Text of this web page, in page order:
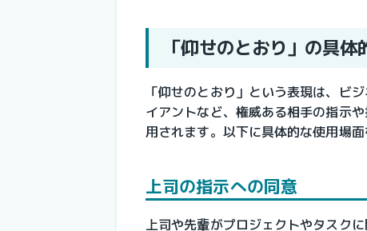
「仰せのとおり」の具
「仰せのとおり」という表現は、ビ
イアントなど、権威ある相手の指示
用されます。以下に具体的な使用場面
上司の指示への同意
上司や先輩がプロジェクトやタスク